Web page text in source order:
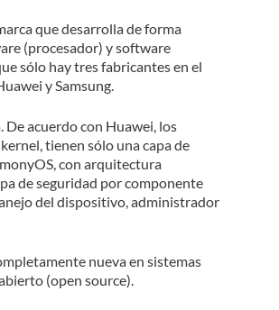
que desarrolla de forma
(procesador) y software
sólo hay tres fabricantes en el
y Samsung.
De acuerdo con Huawei, los
tienen sólo una capa de
con arquitectura
de seguridad por componente
del dispositivo, administrador
nueva en sistemas
(open source).